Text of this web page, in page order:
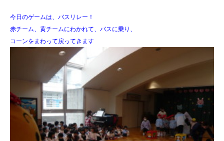
今日のゲームは、バスリレー！
赤チーム、黄チームにわかれて、バスに乗り、
コーンをまわって戻ってきます